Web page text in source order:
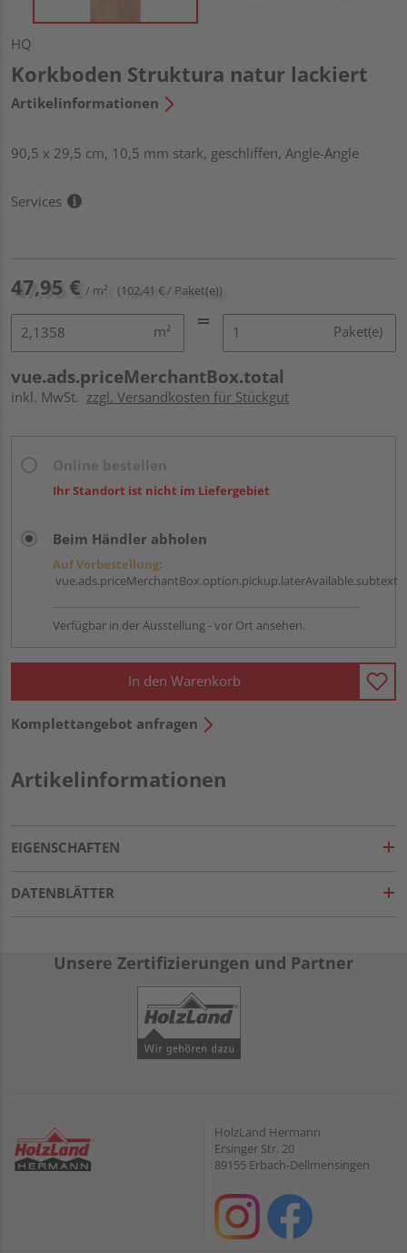
HQ
Korkboden Struktura natur lackiert
Artikelinformationen
90,5 x 29,5 cm, 10,5 mm stark, geschliffen, Angle-Angle
Services
47,95 € / m² (102,41 € / Paket(e))
m² Paket(e)
vue.ads.priceMerchantBox.total
inkl. MwSt. zzgl. Versandkosten für Stückgut
Ihr Standort ist nicht im Liefergebiet
Beim Händler abholen
Auf Vorbestellung:
vue.ads.priceMerchantBox.option.pickup.laterAvailable.subtext
Verfügbar in der Ausstellung - vor Ort ansehen.
In den Warenkorb
Komplettangebot anfragen
Artikelinformationen
EIGENSCHAFTEN
DATENBLÄTTER
Unsere Zertifizierungen und Partner
HolzLand Hermann
Ersinger Str. 20
89155 Erbach-Dellmensingen